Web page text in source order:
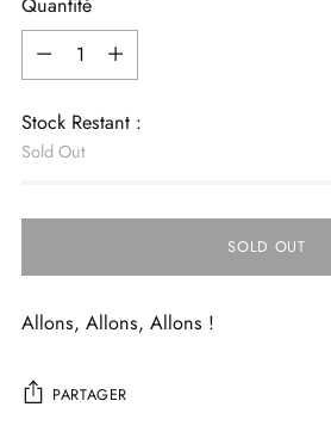
Quantité
Stock Restant :
Sold Out
SOLD OUT
Allons, Allons, Allons !
PARTAGER